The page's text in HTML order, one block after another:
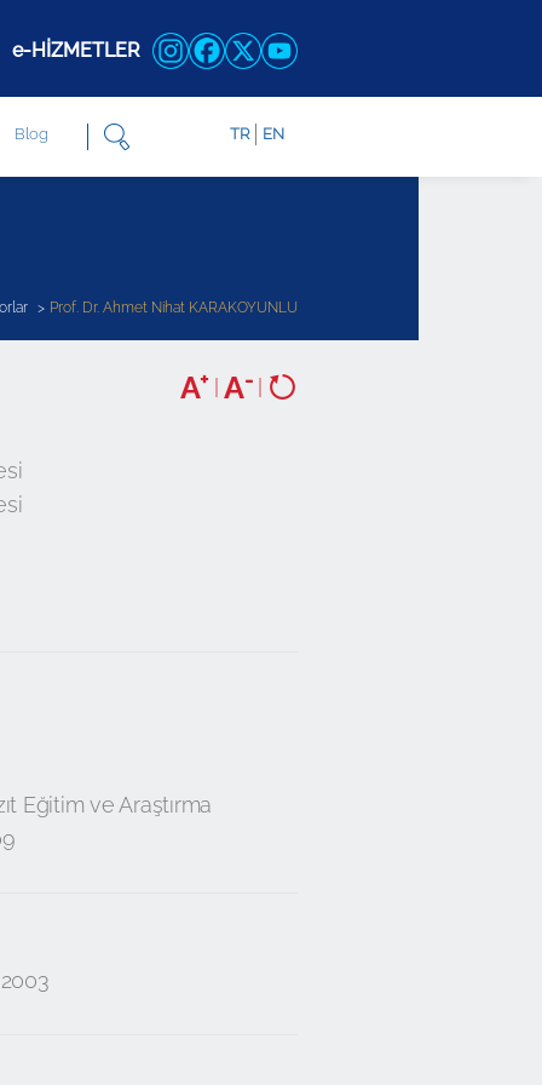
e-HİZMETLER
Blog TR EN
Prof. Dr. Ahmet Nihat KARAKOYUNLU
A+ A-
Eğitim ve Araştırma